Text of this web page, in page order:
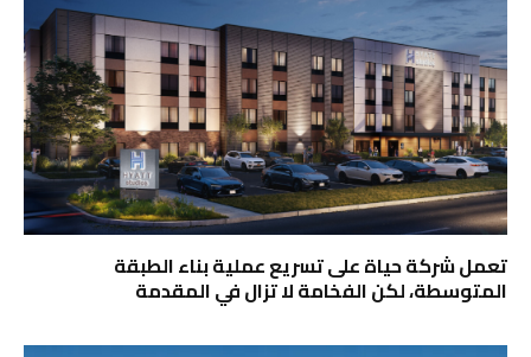
تعمل شركة حياة على تسريع عملية بناء الطبقة
المتوسطة، لكن الفخامة لا تزال في المقدمة